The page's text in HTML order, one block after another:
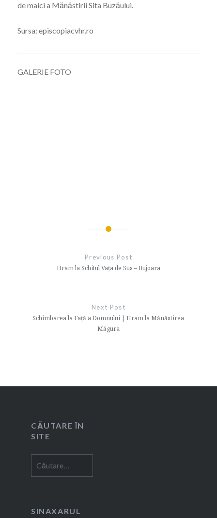
de maici a Mănăstirii Sita Buzăului.
Sursa: episcopiacvhr.ro
GALERIE FOTO
Previous Post
Hram la Schitul Vața de Sus – Bujoara
Next Post
Schimbarea la Față a Domnului | Hram la Mănăstirea
Măgura
CĂUTARE ÎN
SITE
după:
SINAXARUL